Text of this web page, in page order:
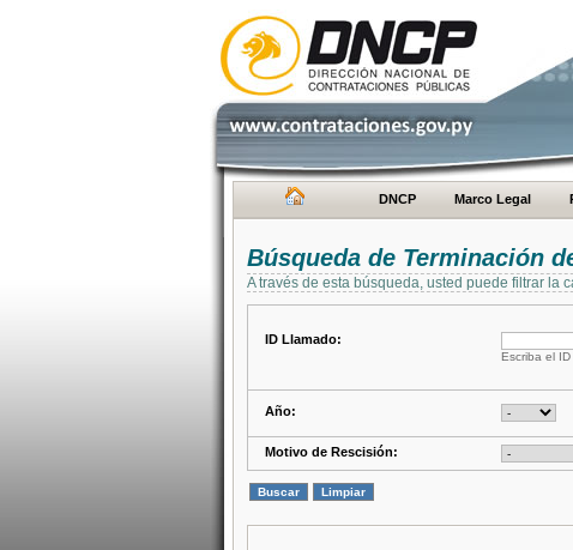
DNCP Marco Legal
Búsqueda de Terminación
A través de esta búsqueda, usted puede filtrar la
ID Llamado:
Escriba el
Año:
Motivo de Rescisión: